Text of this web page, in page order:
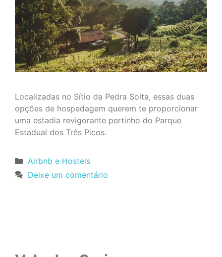
Localizadas no Sítio da Pedra Solta, essas duas
opções de hospedagem querem te proporcionar
uma estadia revigorante pertinho do Parque
Estadual dos Três Picos.
Categorias
Airbnb e Hostels
Deixe um comentário